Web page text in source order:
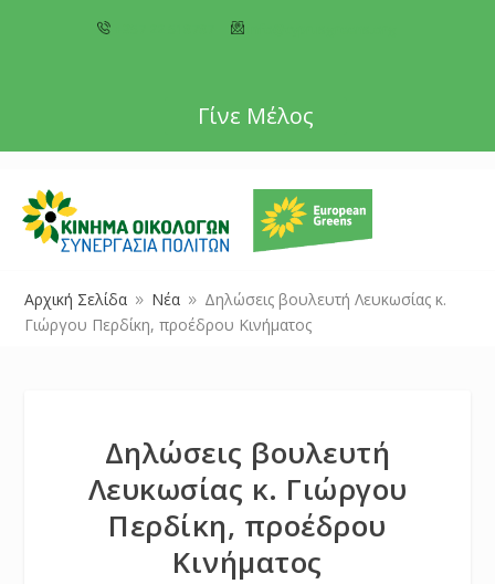
Γίνε Μέλος
Αρχική Σελίδα 9 Νέα 9 Δηλώσεις βουλευτή Λευκωσίας κ.
Γιώργου Περδίκη, προέδρου Κινήματος
Δηλώσεις βουλευτή
Λευκωσίας κ. Γιώργου
Περδίκη, προέδρου
Κινήματος